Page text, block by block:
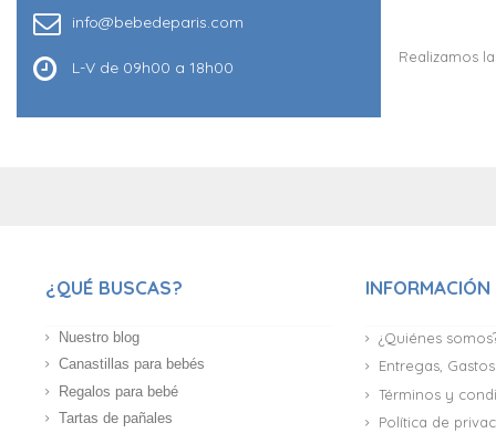
info@bebedeparis.com
L-V de 09h00 a 18h00
Realizamos
¿QUÉ BUSCAS?
Nuestro blog
Canastillas para bebés
Regalos para bebé
Tartas de pañales
¿Quiénes
Entregas,
Términos y
Política de